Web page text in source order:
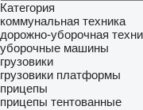
Категория
коммунальная техника
дорожно-уборочная
уборочные машины
грузовики
грузовики платформы
прицепы
прицепы тентованные